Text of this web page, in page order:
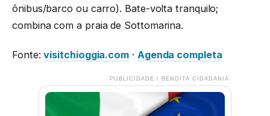
ônibus/barco ou carro). Bate-volta tranquilo;
combina com a praia de Sottomarina.
Fonte:visitchioggia.com · Agenda completa
PUBLICIDADE / BENDITA CIDADANIA